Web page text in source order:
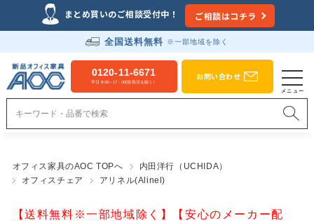
まとめ買いのご相談受付中！ ご相談はコチラ
全国送料無料 ※一部地域を除く
0120-11-6671
平日 9:00～17：00(祝祭日を除く）
お問い合わせ
オフィス家具のAOC TOPへ
内田洋行（UCHIDA）
オフィスチェア
アリネル(Alinel)
【送料無料※一部地域除く】【安心のメーカー配